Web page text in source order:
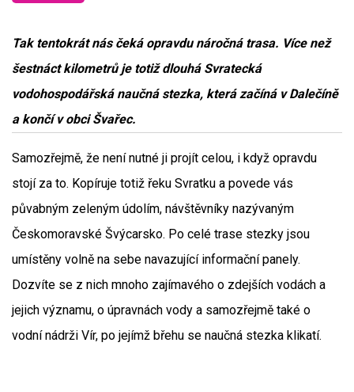
Tak tentokrát nás čeká opravdu náročná trasa. Více než
šestnáct kilometrů je totiž dlouhá Svratecká
vodohospodářská naučná stezka, která začíná v Dalečíně
a končí v obci Švařec.
Samozřejmě, že není nutné ji projít celou, i když opravdu
stojí za to. Kopíruje totiž řeku Svratku a povede vás
půvabným zeleným údolím, návštěvníky nazývaným
Českomoravské Švýcarsko. Po celé trase stezky jsou
umístěny volně na sebe navazující informační panely.
Dozvíte se z nich mnoho zajímavého o zdejších vodách a
jejich významu, o úpravnách vody a samozřejmě také o
vodní nádrži Vír, po jejímž břehu se naučná stezka klikatí.